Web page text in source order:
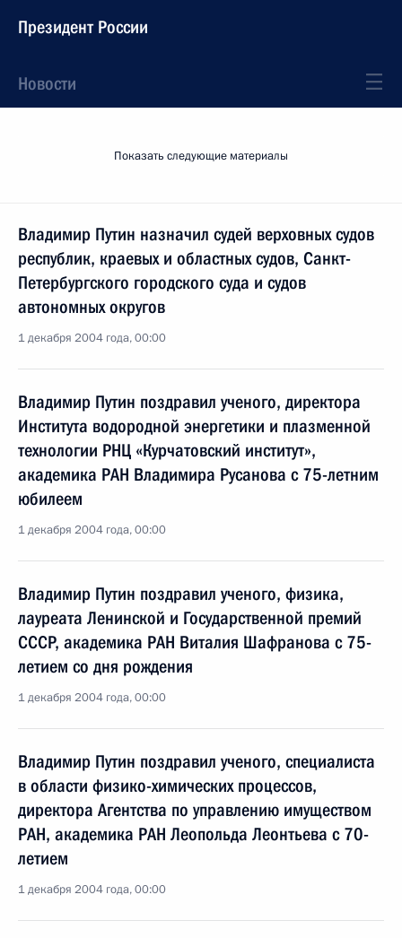
Президент России
Новости
Показать следующие материалы
Владимир Путин назначил судей верховных судов
республик, краевых и областных судов, Санкт-
Петербургского городского суда и судов
автономных округов
1 декабря 2004 года, 00:00
Владимир Путин поздравил ученого, директора
Института водородной энергетики и плазменной
технологии РНЦ «Курчатовский институт»,
академика РАН Владимира Русанова с 75-летним
юбилеем
1 декабря 2004 года, 00:00
Владимир Путин поздравил ученого, физика,
лауреата Ленинской и Государственной премий
СССР, академика РАН Виталия Шафранова с 75-
летием со дня рождения
1 декабря 2004 года, 00:00
Владимир Путин поздравил ученого, специалиста
в области физико-химических процессов,
директора Агентства по управлению имуществом
РАН, академика РАН Леопольда Леонтьева с 70-
летием
1 декабря 2004 года, 00:00